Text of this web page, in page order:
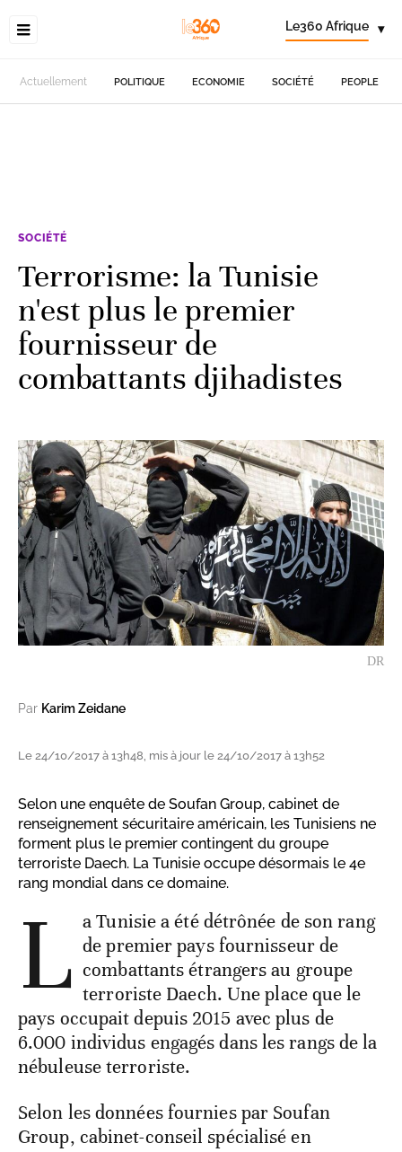
Le360 Afrique ▾
Actuellement POLITIQUE ECONOMIE SOCIÉTÉ PEOPLE
SOCIÉTÉ
Terrorisme: la Tunisie
n'est plus le premier
fournisseur de
combattants djihadistes
DR
Par Karim Zeidane
Le 24/10/2017 à 13h48, mis à jour le 24/10/2017 à 13h52
Selon une enquête de Soufan Group, cabinet de
renseignement sécuritaire américain, les Tunisiens ne
forment plus le premier contingent du groupe
terroriste Daech. La Tunisie occupe désormais le 4e
rang mondial dans ce domaine.
L a Tunisie a été détrônée de son rang
de premier pays fournisseur de
combattants étrangers au groupe
terroriste Daech. Une place que le
pays occupait depuis 2015 avec plus de
6.000 individus engagés dans les rangs de la
nébuleuse terroriste.
Selon les données fournies par Soufan
Group, cabinet-conseil spécialisé en